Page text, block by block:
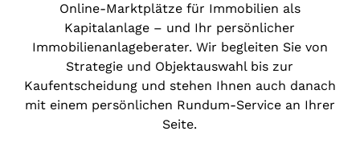
Online-Marktplätze für Immobilien als
Kapitalanlage – und Ihr persönlicher
Immobilienanlageberater. Wir begleiten Sie von
Strategie und Objektauswahl bis zur
Kaufentscheidung und stehen Ihnen auch danach
mit einem persönlichen Rundum-Service an Ihrer
Seite.